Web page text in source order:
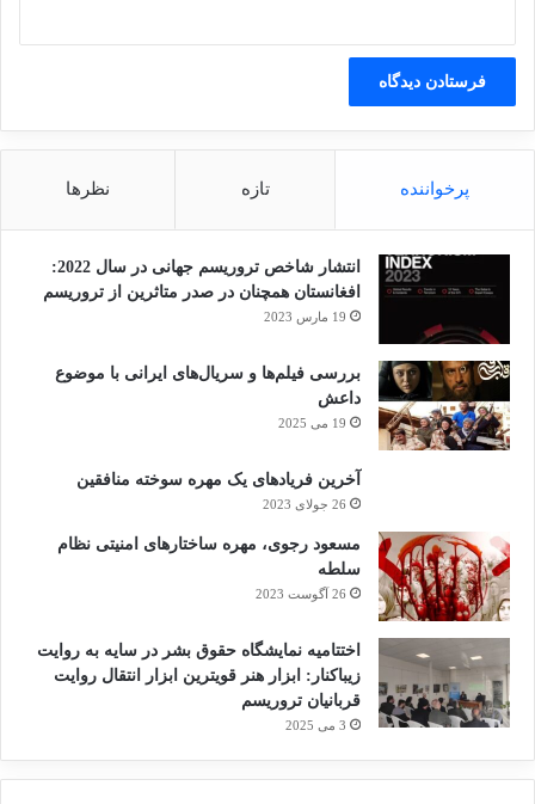
پرخواننده تازه نظرها
انتشار شاخص تروریسم جهانی در سال 2022:
افغانستان همچنان در صدر متاثرین از تروریسم
19 مارس 2023
بررسی فیلم‌ها و سریال‌های ایرانی با موضوع
داعش
19 می 2025
آخرین فریادهای یک مهره سوخته منافقین
26 جولای 2023
مسعود رجوی، مهره ساختارهای امنیتی نظام
سلطه
26 آگوست 2023
اختتامیه نمایشگاه حقوق بشر در سایه به روایت
زیباکنار: ابزار هنر قویترین ابزار انتقال روایت
قربانیان تروریسم
3 می 2025